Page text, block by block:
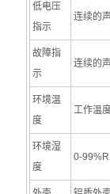
低电压
指示
连续的
故障指
示
连续的
环境温
度
工作温
环境湿
度
0-